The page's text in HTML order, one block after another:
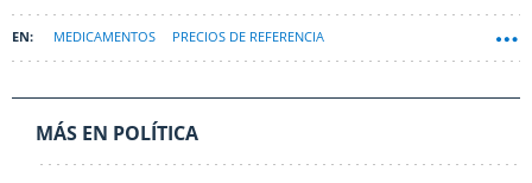
MEDICAMENTOS PRECIOS DE REFERENCIA
MÁS EN POLÍTICA